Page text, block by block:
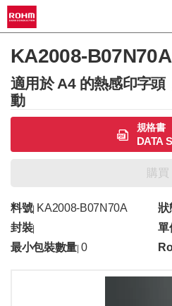
KA2008-B07N70A
適用於 A4 的熱感印字頭
動
規格書
DATA
購買
料號| KA2008-B07N70A 狀
封裝| 單
最小包裝數量 |0